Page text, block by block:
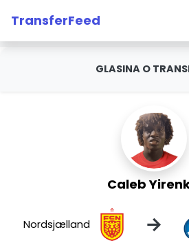
TransferFeed
GLASINA O
Caleb
Nordsjælland →